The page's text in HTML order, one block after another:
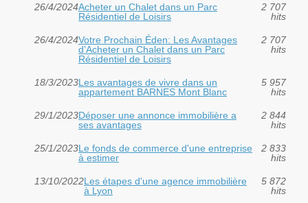
26/4/2024Acheter un Chalet dans un Parc
Résidentiel de Loisirs
2 707
hits
26/4/2024Votre Prochain Éden: Les Avantages
d’Acheter un Chalet dans un Parc
Résidentiel de Loisirs
2 707
hits
18/3/2023Les avantages de vivre dans un
appartement BARNES Mont Blanc
5 957
hits
29/1/2023Déposer une annonce immobilière a
ses avantages
2 844
hits
25/1/2023Le fonds de commerce d'une entreprise
à estimer
2 833
hits
13/10/2022Les étapes d'une agence immobilière
à Lyon
5 872
hits